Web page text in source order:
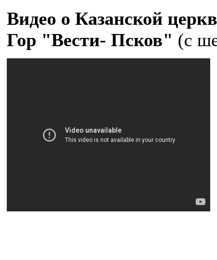
Видео о Казанской
Гор "Вести- Псков" (с